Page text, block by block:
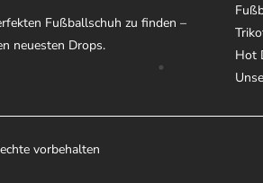
Optionen
können
der
Produktseite
Fußballschuh zu finden –
neuesten Drops.
Hot
vorbehalten